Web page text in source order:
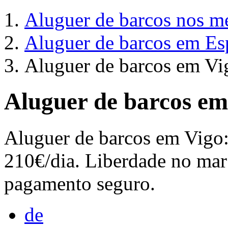
Aluguer de barcos nos
Aluguer de barcos em
Aluguer de barcos em
Aluguer de barcos
Aluguer de barcos em
210€/dia. Liberdade no
pagamento seguro.
de